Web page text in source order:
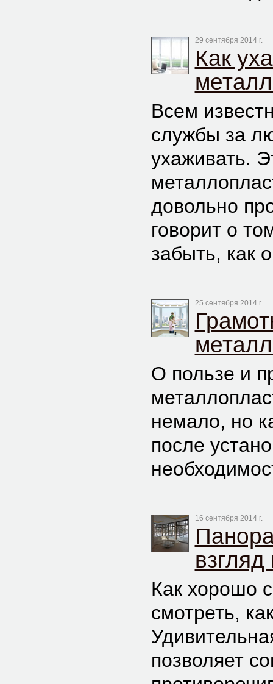
29 сентября 2014 г.
Как
Всем
службы за
ухаживать.
довольно
говорит о
забыть, как
25 сентября 2014 г.
О пользе и
немало, но
после
16 сентября 2014 г.
Как хорошо
смотреть,
позволяет